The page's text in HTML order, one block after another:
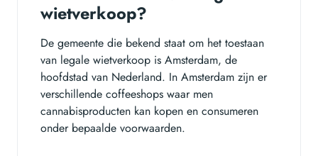
wietverkoop?
De gemeente die bekend staat om het toestaan
van legale wietverkoop is Amsterdam, de
hoofdstad van Nederland. In Amsterdam zijn er
verschillende coffeeshops waar men
cannabisproducten kan kopen en consumeren
onder bepaalde voorwaarden.